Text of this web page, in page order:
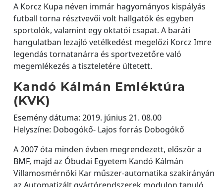
A Korcz Kupa néven immár hagyományos kispályás
futball torna résztvevői volt hallgatók és egyben
sportolók, valamint egy oktatói csapat. A baráti
hangulatban lezajló vetélkedést megelőzi Korcz Imre
legendás tornatanárra és sportvezetőre való
megemlékezés a tiszteletére ültetett.
Kandó Kálmán Emléktúra
(KVK)
Esemény dátuma: 2019. június 21. 08.00
Helyszíne: Dobogókő- Lajos forrás Dobogókő
A 2007 óta minden évben megrendezett, először a
BMF, majd az Óbudai Egyetem Kandó Kálmán
Villamosmérnöki Kar műszer-automatika szakirányán